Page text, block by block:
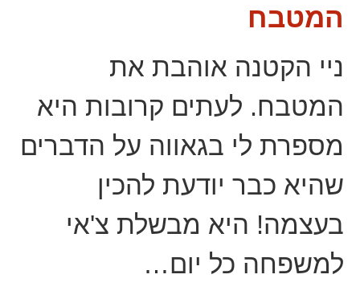
המטבח
ניי הקטנה אוהבת את
המטבח. לעתים קרובות היא
מספרת לי בגאווה על הדברים
שהיא כבר יודעת להכין
בעצמה! היא מבשלת צ'אי
למשפחה כל יום…